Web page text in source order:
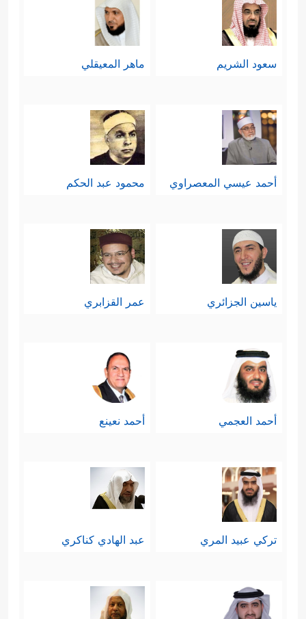
سعود الشريم ماهر المعيقلي
أحمد عيسي المعصراوي محمود عبد الحكم
ياسين الجزائري عمر القزابري
أحمد العجمي أحمد نعينع
تركي عبيد المري عبد الهادي كناكري